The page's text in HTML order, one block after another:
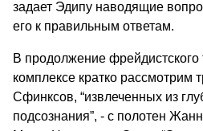
задает Эдипу наводящие
его к правильным ответам.
В продолжение фрейдистского
комплексе кратко рассмотрим
Сфинксов, “извлеченных из
подсознания”, - с полотен